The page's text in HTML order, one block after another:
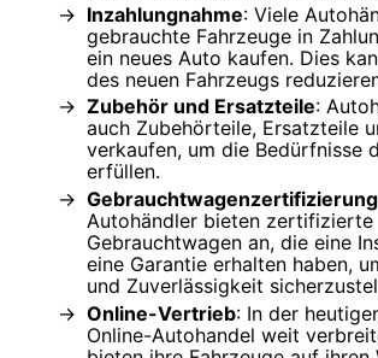
Inzahlungnahme: Viele
gebrauchte Fahrzeuge in
ein neues Auto kaufen. Dies
des neuen Fahrzeugs
Zubehör und Ersatzteile:
auch Zubehörteile, Ersatzteile
verkaufen, um die Bedürfnisse
erfüllen.
Gebrauchtwagenzertifizierung
Autohändler bieten zertifizierte
Gebrauchtwagen an, die eine
eine Garantie erhalten haben,
und Zuverlässigkeit
Online-Vertrieb: In der
Online-Autohandel weit